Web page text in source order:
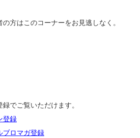
方はこのコーナーをお見逃しなく。
でご覧いただけます。
登録
ブロマガ登録